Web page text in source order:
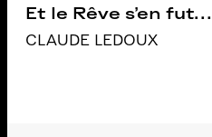
Et le Rêve s’en fut…
CLAUDE LEDOUX